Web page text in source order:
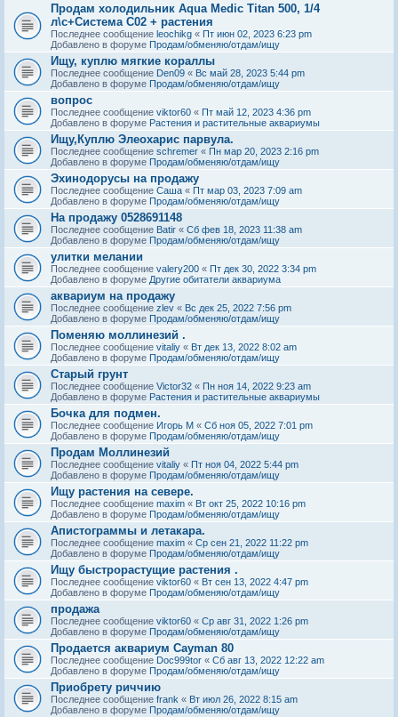
Продам холодильник Aqua Medic Titan 500, 1/4
л\с+Система С02 + растения
Последнее сообщение leochikg « Пт июн 02, 2023 6:23 pm
Добавлено в форуме Продам/обменяю/отдам/ищу
Ищу, куплю мягкие кораллы
Последнее сообщение Den09 « Вс май 28, 2023 5:44 pm
Добавлено в форуме Продам/обменяю/отдам/ищу
вопрос
Последнее сообщение viktor60 « Пт май 12, 2023 4:36 pm
Добавлено в форуме Растения и растительные аквариумы
Ищу,Куплю Элеохарис парвула.
Последнее сообщение schremer « Пн мар 20, 2023 2:16 pm
Добавлено в форуме Продам/обменяю/отдам/ищу
Эхинодорусы на продажу
Последнее сообщение Саша « Пт мар 03, 2023 7:09 am
Добавлено в форуме Продам/обменяю/отдам/ищу
На продажу 0528691148
Последнее сообщение Batir « Сб фев 18, 2023 11:38 am
Добавлено в форуме Продам/обменяю/отдам/ищу
улитки мелании
Последнее сообщение valery200 « Пт дек 30, 2022 3:34 pm
Добавлено в форуме Другие обитатели аквариума
аквариум на продажу
Последнее сообщение zlev « Вс дек 25, 2022 7:56 pm
Добавлено в форуме Продам/обменяю/отдам/ищу
Поменяю моллинезий .
Последнее сообщение vitaliy « Вт дек 13, 2022 8:02 am
Добавлено в форуме Продам/обменяю/отдам/ищу
Старый грунт
Последнее сообщение Victor32 « Пн ноя 14, 2022 9:23 am
Добавлено в форуме Растения и растительные аквариумы
Бочка для подмен.
Последнее сообщение Игорь М « Сб ноя 05, 2022 7:01 pm
Добавлено в форуме Продам/обменяю/отдам/ищу
Продам Моллинезий
Последнее сообщение vitaliy « Пт ноя 04, 2022 5:44 pm
Добавлено в форуме Продам/обменяю/отдам/ищу
Ищу растения на севере.
Последнее сообщение maxim « Вт окт 25, 2022 10:16 pm
Добавлено в форуме Продам/обменяю/отдам/ищу
Апистограммы и летакара.
Последнее сообщение maxim « Ср сен 21, 2022 11:22 pm
Добавлено в форуме Продам/обменяю/отдам/ищу
Ищу быстрорастущие растения .
Последнее сообщение viktor60 « Вт сен 13, 2022 4:47 pm
Добавлено в форуме Продам/обменяю/отдам/ищу
продажа
Последнее сообщение viktor60 « Ср авг 31, 2022 1:26 pm
Добавлено в форуме Продам/обменяю/отдам/ищу
Продается аквариум Cayman 80
Последнее сообщение Doc999tor « Сб авг 13, 2022 12:22 am
Добавлено в форуме Продам/обменяю/отдам/ищу
Приобрету риччию
Последнее сообщение frank « Вт июл 26, 2022 8:15 am
Добавлено в форуме Продам/обменяю/отдам/ищу